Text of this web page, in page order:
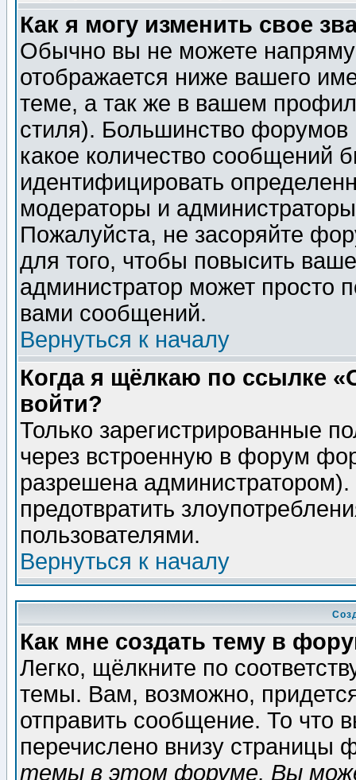
Как я могу изменить свое
Обычно вы не можете
отображается ниже вашего
теме, а так же в вашем
стиля). Большинство форумов
какое количество сообщений
идентифицировать
модераторы и
Пожалуйста, не засоряйте
для того, чтобы повысить
администратор может просто
вами сообщений.
Вернуться к началу
Когда я щёлкаю по ссылке
войти?
Только зарегистрированные
через встроенную в форум
разрешена
предотвратить
пользователями.
Вернуться к началу
Как мне создать тему в
Легко, щёлкните по
темы. Вам, возможно,
отправить сообщение. То что
перечислено внизу страницы
темы в этом форуме, Вы